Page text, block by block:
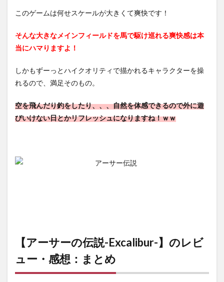
このゲームは何せスケールが大きくて爽快です！
そんな大きなメインフィールドを馬で駆け巡れる爽快感は本
当にハマりますよ！
しかもずーっとハイクオリティで描かれるキャラクターを操
れるので、満足そのもの。
空を飛んだり釣をしたり、、、自然を体感できるので外に遊
びいけない日とかリフレッシュになりますね！ｗｗ
【アーサーの伝説-Excalibur-】のレビ
ュー・感想：まとめ